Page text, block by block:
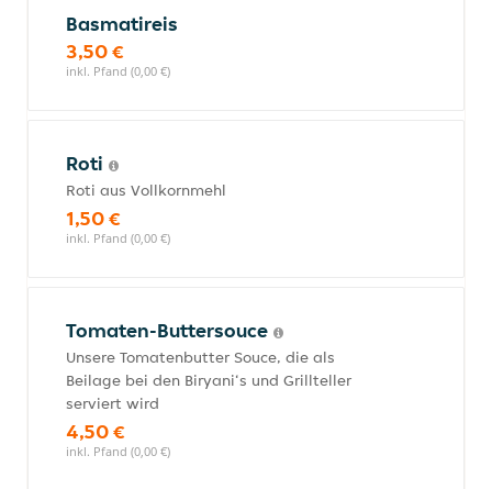
Basmatireis
3,50 €
inkl. Pfand (0,00 €)
Roti
Roti aus Vollkornmehl
1,50 €
inkl. Pfand (0,00 €)
Tomaten-Buttersouce
Unsere Tomatenbutter Souce, die als
Beilage bei den Biryani‘s und Grillteller
serviert wird
4,50 €
inkl. Pfand (0,00 €)